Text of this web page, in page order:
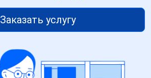
Заказать услугу